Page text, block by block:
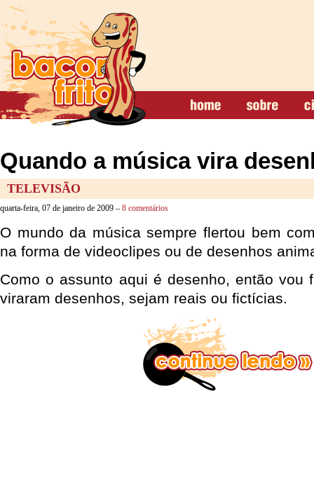
Quando a música vira
TELEVISÃO
quarta-feira, 07 de janeiro de 2009 – 8 comentários
O mundo da música sempre flertou bem
na forma de videoclipes ou de desenhos
Como o assunto aqui é desenho, então vou
viraram desenhos, sejam reais ou fictícias.